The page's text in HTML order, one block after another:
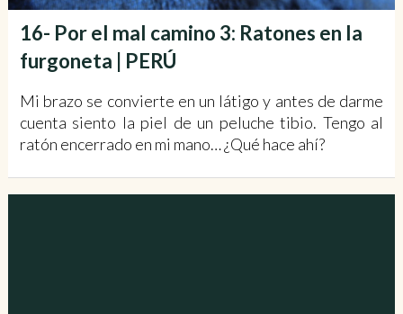
16- Por el mal camino 3: Ratones en la
furgoneta | PERÚ
Mi brazo se convierte en un látigo y antes de darme
cuenta siento la piel de un peluche tibio. Tengo al
ratón encerrado en mi mano… ¿Qué hace ahí?